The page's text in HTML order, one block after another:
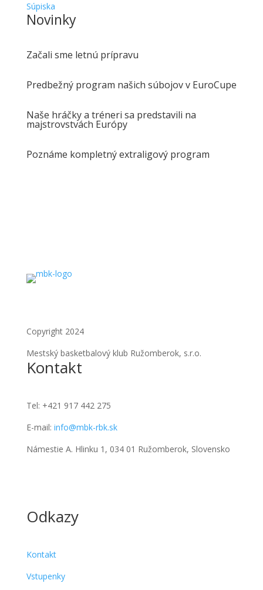
Súpiska
Novinky
Začali sme letnú prípravu
Predbežný program našich súbojov v EuroCupe
Naše hráčky a tréneri sa predstavili na
majstrovstvách Európy
Poznáme kompletný extraligový program
Copyright 2024
Mestský basketbalový klub Ružomberok, s.r.o.
Kontakt
Tel: +421 917 442 275
E-mail: info@mbk-rbk.sk
Námestie A. Hlinku 1, 034 01 Ružomberok, Slovensko
Odkazy
Kontakt
Vstupenky